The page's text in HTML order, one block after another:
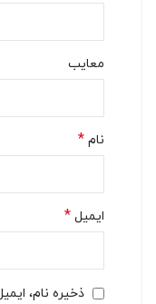
معایب
نام *
ایمیل *
ذخیره نام،